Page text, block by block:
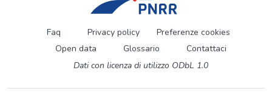
Faq Privacy policy
Preferenze cookies
Open data
Glossario
Contattaci
Dati con licenza di utilizzo ODbL 1.0